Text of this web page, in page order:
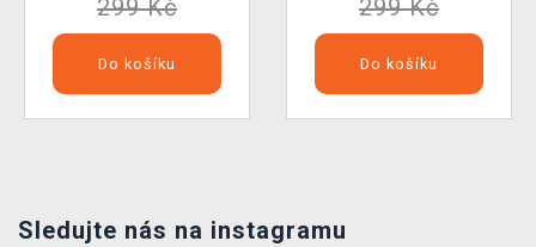
299 Kč
Do košíku
299 Kč
Do košíku
Sledujte nás na instagramu